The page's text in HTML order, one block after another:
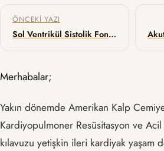
Yazı gezinmesi
ÖNCEKI YAZI
Sol Ventrikül Sistolik Fonksiyonunun Görsel Değerlendirilmesi
Merhabalar;
Yakın dönemde Amerikan Kalp
Kardiyopulmoner Resüsitasyon ve
kılavuzu yetişkin ileri kardiyak yaşam